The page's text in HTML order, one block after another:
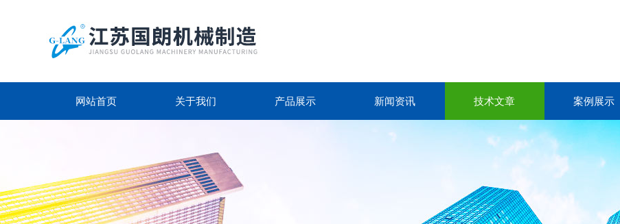
网站首页 关于我们 产品展示 新闻资讯 技术文章 案例展示